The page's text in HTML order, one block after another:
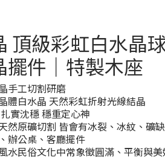
頂級彩虹白水晶
擺件｜特製木座
手工切割研磨
體白水晶 天然彩虹折射光線結晶
實沈穩 穩重定心神
然原礦切割 皆會有冰裂、冰紋、礦缺
辦公桌、客廳擺件
水民俗文化中常象徵圓滿、平衡與